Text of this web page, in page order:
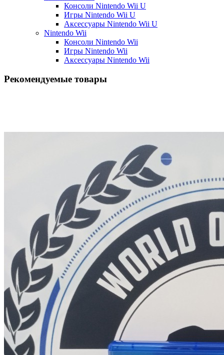
Консоли Nintendo Wii U
Игры Nintendo Wii U
Аксессуары Nintendo Wii U
Nintendo Wii
Консоли Nintendo Wii
Игры Nintendo Wii
Аксессуары Nintendo Wii
Рекомендуемые товары